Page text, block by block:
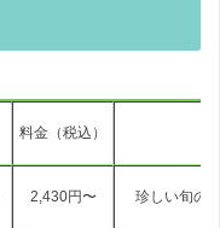
料金（税込）
2,430円〜 珍しい旬の